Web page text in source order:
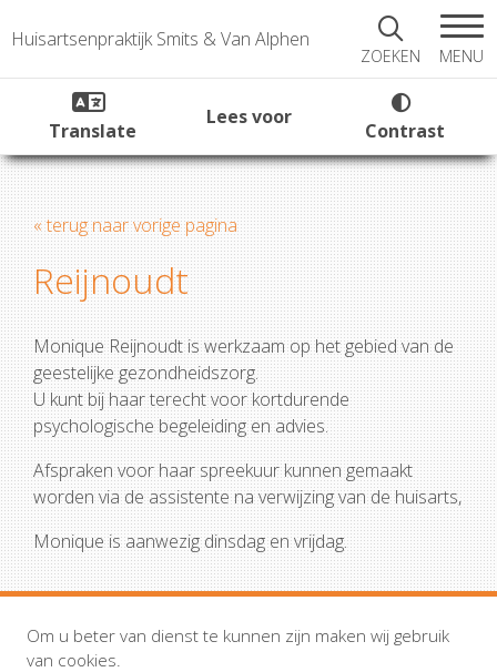
Huisartsenpraktijk Smits & Van Alphen
ZOEKEN MENU
Translate
Lees voor
Contrast
« terug naar vorige pagina
Reijnoudt
Monique Reijnoudt is werkzaam op het gebied van de
geestelijke gezondheidszorg.
U kunt bij haar terecht voor kortdurende
psychologische begeleiding en advies.
Afspraken voor haar spreekuur kunnen gemaakt
worden via de assistente na verwijzing van de huisarts,
Monique is aanwezig dinsdag en vrijdag.
Om u beter van dienst te kunnen zijn maken wij gebruik
van cookies.